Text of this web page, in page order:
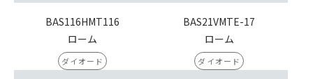
BAS116HMT116
ローム
ダイオード
BAS21VMTE-17
ローム
ダイオード